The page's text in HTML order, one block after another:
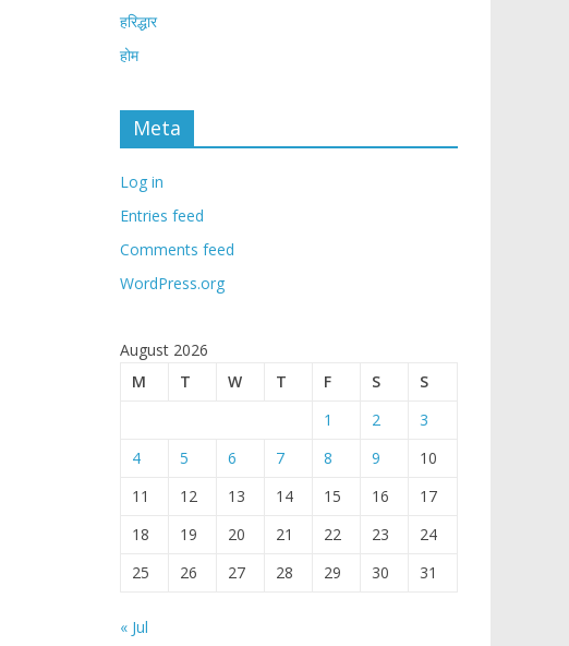
हरिद्धार
होम
Meta
Log in
Entries feed
Comments feed
WordPress.org
August 2026
M
T W T F S
S
1
2
3
4
5 6 7 8 9
10
11
12 13 14 15 16
17
18
19 20 21 22 23
24
25
26 27 28 29 30 31
« Jul